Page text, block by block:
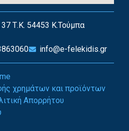
Τ.Κ. 54453 Κ.Τούμπα
info@e-felekidis.gr
χρημάτων και προϊόντων
Απορρήτου